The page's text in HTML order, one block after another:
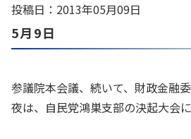
投稿日：2013年05月09日
5月9日
参議院本会議、続いて、財政金融
夜は、自民党鴻巣支部の決起大会